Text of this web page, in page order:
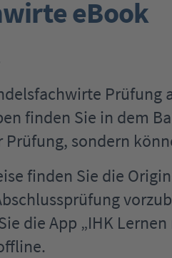
eBook
finden Sie in dem
sondern
finden Sie die
die App „IHK